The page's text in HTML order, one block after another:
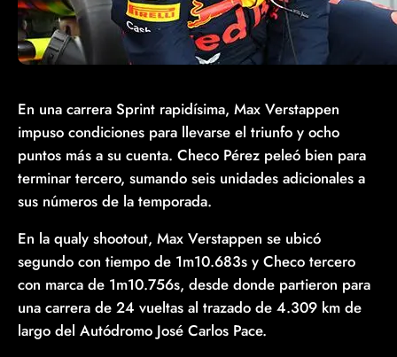
En una carrera Sprint rapidísima, Max Verstappen
impuso condiciones para llevarse el triunfo y ocho
puntos más a su cuenta. Checo Pérez peleó bien para
terminar tercero, sumando seis unidades adicionales a
sus números de la temporada.
En la qualy shootout, Max Verstappen se ubicó
segundo con tiempo de 1m10.683s y Checo tercero
con marca de 1m10.756s, desde donde partieron para
una carrera de 24 vueltas al trazado de 4.309 km de
largo del Autódromo José Carlos Pace.